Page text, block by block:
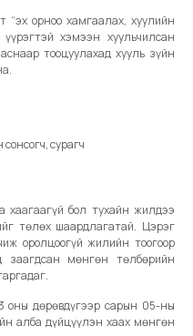
“эх орноо хамгаалах, хуулийн
хэмээн хуульчилсан
тооцуулахад хууль зүйн
сурагч
хаагаагүй бол тухайн жилдээ
төлөх шаардлагатай. Цэрэг
оролцоогүй жилийн тоогоор
мөнгөн төлбөрийн
оны дөрөвдүгээр сарын 05-ны
алба дүйцүүлэн хаах мөнгөн